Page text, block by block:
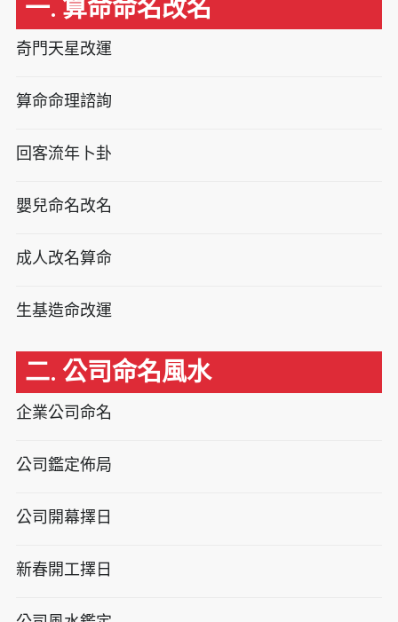
一. 算命命名改名
奇門天星改運
算命命理諮詢
回客流年卜卦
嬰兒命名改名
成人改名算命
生基造命改運
二. 公司命名風水
企業公司命名
公司鑑定佈局
公司開幕擇日
新春開工擇日